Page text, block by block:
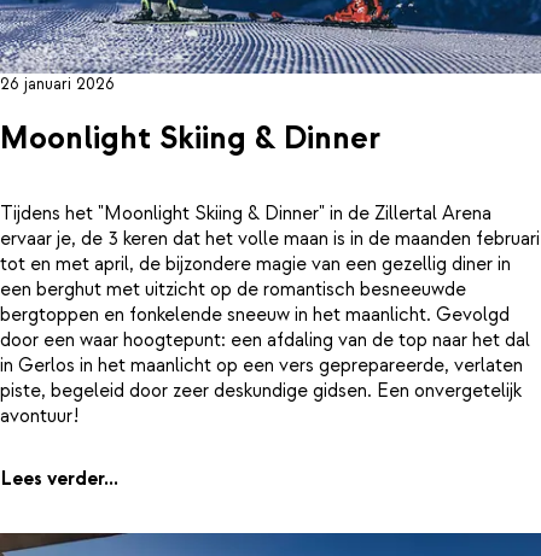
26 januari 2026
Moonlight Skiing & Dinner
Tijdens het "Moonlight Skiing & Dinner" in de Zillertal Arena
ervaar je, de 3 keren dat het volle maan is in de maanden februari
tot en met april, de bijzondere magie van een gezellig diner in
een berghut met uitzicht op de romantisch besneeuwde
bergtoppen en fonkelende sneeuw in het maanlicht. Gevolgd
door een waar hoogtepunt: een afdaling van de top naar het dal
in Gerlos in het maanlicht op een vers geprepareerde, verlaten
piste, begeleid door zeer deskundige gidsen. Een onvergetelijk
avontuur!
Lees verder...